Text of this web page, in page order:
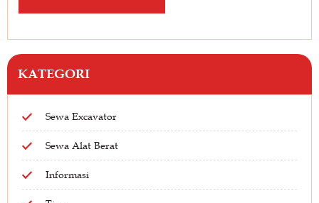
KATEGORI
Sewa Excavator
Sewa Alat Berat
Informasi